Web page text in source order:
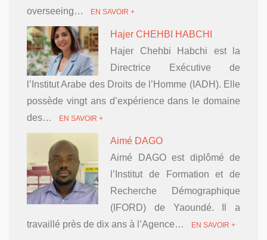
overseeing…
EN SAVOIR +
Hajer CHEHBI HABCHI
Hajer Chehbi Habchi est la
Directrice Exécutive de
l’Institut Arabe des Droits de l’Homme (IADH). Elle
possède vingt ans d’expérience dans le domaine
des…
EN SAVOIR +
Aimé DAGO
Aimé DAGO est diplômé de
l’Institut de Formation et de
Recherche Démographique
(IFORD) de Yaoundé. Il a
travaillé près de dix ans à l’Agence…
EN SAVOIR +